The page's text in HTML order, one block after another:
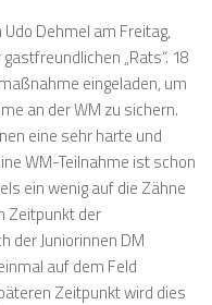
Udo Dehmel am Freitag,
„Rats“. 18
eingeladen, um
an der WM zu sichern.
eine sehr harte und
WM-Teilnahme ist schon
ein wenig auf die Zähne
Zeitpunkt der
der Juniorinnen DM
auf dem Feld
Zeitpunkt wird dies